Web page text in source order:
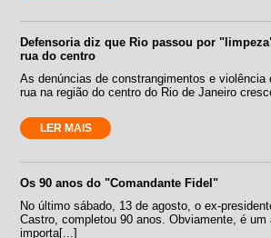
Defensoria diz que Rio passou por
rua do centro
As denúncias de constrangimentos e violência
rua na região do centro do Rio de Janeiro
LER MAIS
Os 90 anos do "Comandante Fidel"
No último sábado, 13 de agosto, o ex-
Castro, completou 90 anos. Obviamente, é um
importa[...]